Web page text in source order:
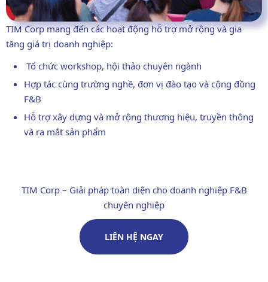
TIM Corp mang đến các hoạt động hỗ trợ mở rộng và gia
tăng giá trị doanh nghiệp:
Tổ chức workshop, hội thảo chuyên ngành
Hợp tác cùng trường nghề, đơn vị đào tạo và cộng đồng
F&B
Hỗ trợ xây dựng và mở rộng thương hiệu, truyền thông
và ra mắt sản phẩm
TIM Corp – Giải pháp toàn diện cho doanh nghiệp F&B
chuyên nghiệp
LIÊN HỆ NGAY